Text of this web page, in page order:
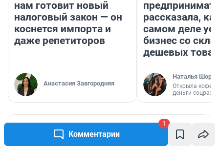
Комментарии
1
нам готовит новый
налоговый закон — он
коснется импорта и
даже репетиторов
Анастасия Завгородняя
рассказала,
самом деле
бизнес со
дешевых
Наталья
Открыла
деньги
РЕКОМЕНДУЕМ
«Ела одни булочки и пирожные»: